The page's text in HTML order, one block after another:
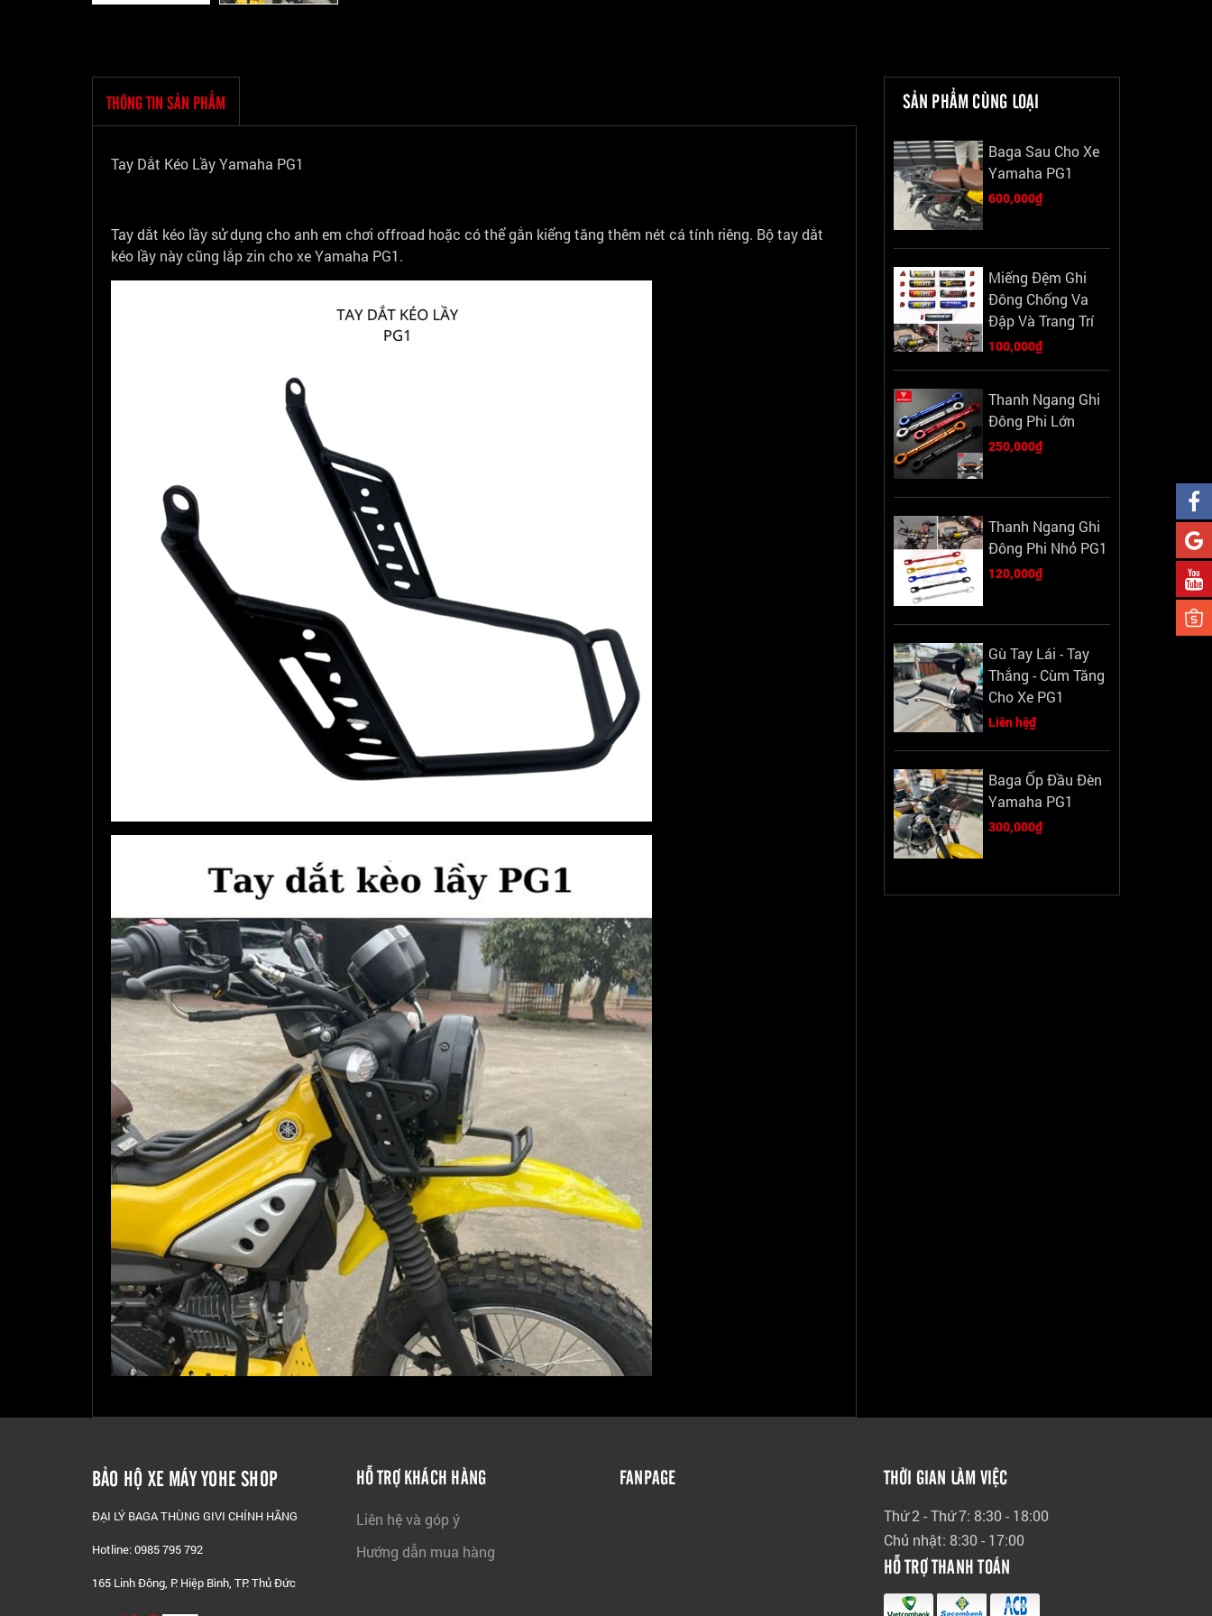
THÔNG TIN SẢN PHẨM
Tay Dắt Kéo Lầy Yamaha PG1
Tay dắt kéo lầy sử dụng cho anh em chơi offroad hoặc có thể gắn kiểng tăng thêm nét cá tính riêng. Bộ tay dắt
kéo lầy này cũng lắp zin cho xe Yamaha PG1.
SẢN PHẨM CÙNG LOẠI
Baga Sau Cho Xe
Yamaha PG1
600,000₫
Miếng Đệm Ghi
Đông Chống Va
Đập Và Trang Trí
100,000₫
Thanh Ngang Ghi
Đông Phi Lớn
250,000₫
Thanh Ngang Ghi
Đông Phi Nhỏ PG1
120,000₫
Gù Tay Lái - Tay
Thắng - Cùm Tăng
Cho Xe PG1
Liên hệ₫
Baga Ốp Đầu Đèn
Yamaha PG1
300,000₫
BẢO HỘ XE MÁY YOHE SHOP
ĐẠI LÝ BAGA THÙNG GIVI CHÍNH HÃNG
Hotline: 0985 795 792
165 Linh Đông, P. Hiệp Bình, TP. Thủ Đức
HỖ TRỢ KHÁCH HÀNG
Liên hệ và góp ý
Hướng dẫn mua hàng
FANPAGE THỜI GIAN LÀM VIỆC
Thứ 2 - Thứ 7: 8:30 - 18:00
Chủ nhật: 8:30 - 17:00
HỖ TRỢ THANH TOÁN